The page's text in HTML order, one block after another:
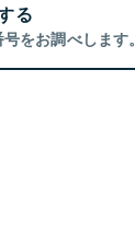
る
をお調べします。